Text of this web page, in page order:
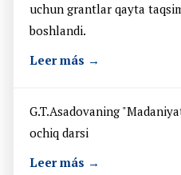
uchun grantlar qayta
boshlandi.
Leer más →
G.T.Asadovaning
ochiq darsi
Leer más →